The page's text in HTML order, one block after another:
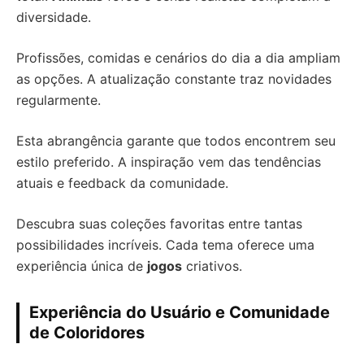
diversidade.
Profissões, comidas e cenários do dia a dia ampliam
as opções. A atualização constante traz novidades
regularmente.
Esta abrangência garante que todos encontrem seu
estilo preferido. A inspiração vem das tendências
atuais e feedback da comunidade.
Descubra suas coleções favoritas entre tantas
possibilidades incríveis. Cada tema oferece uma
experiência única de jogos criativos.
Experiência do Usuário e Comunidade
de Coloridores